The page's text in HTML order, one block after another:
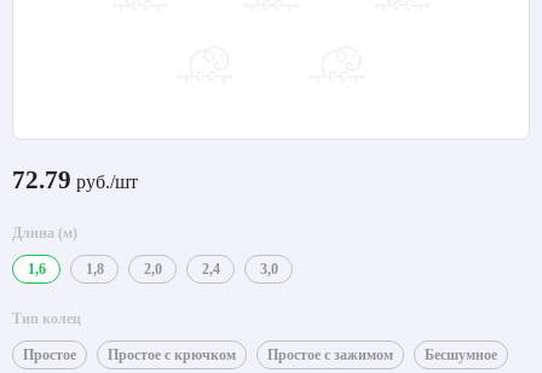
72.79 руб./шт
Длина (м)
1,6 1,8 2,0 2,4 3,0
Тип колец
Простое Простое с крючком Простое с зажимом Бесшумное